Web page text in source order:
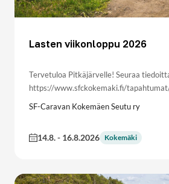
Lasten viikonloppu 2026
Tervetuloa Pitkäjärvelle! Seuraa
https://www.sfckokemaki.fi/
SF-Caravan Kokemäen Seutu ry
14.8.- 16.8.2026 Kokemäki